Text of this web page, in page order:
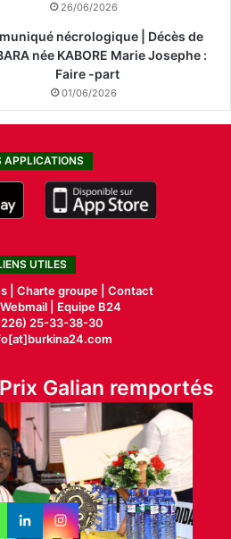
26/06/2026
nécrologique | Décès de
née KABORE Marie Josephe :
Faire -part
01/06/2026
APPLICATIONS
UTILES
| Charte groupe | Contact
Webmail |
Equipe B24
226) 25-33-38-30
Galian remportés